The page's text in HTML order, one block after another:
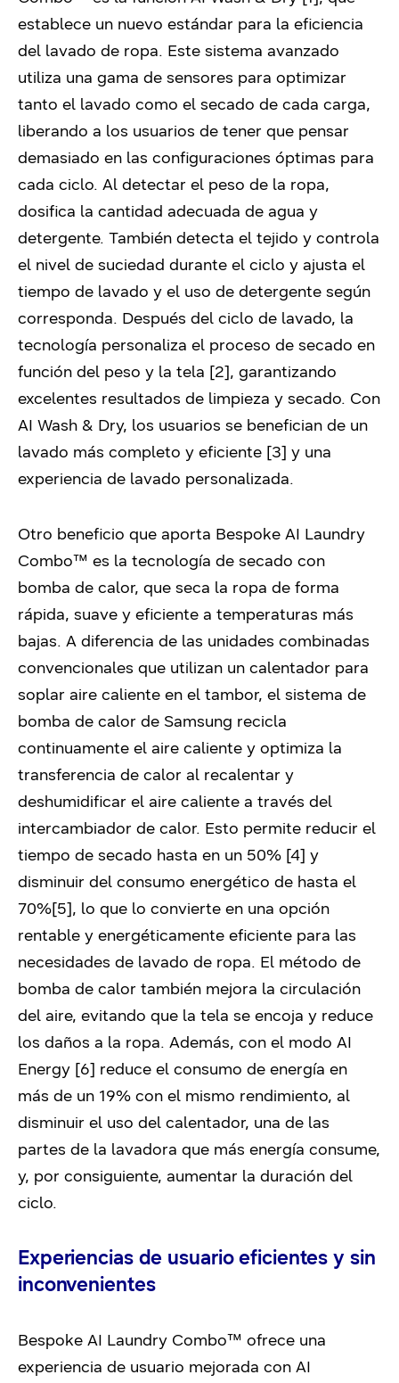
establece un nuevo estándar para la eficiencia
del lavado de ropa. Este sistema avanzado
utiliza una gama de sensores para optimizar
tanto el lavado como el secado de cada carga,
liberando a los usuarios de tener que pensar
demasiado en las configuraciones óptimas para
cada ciclo. Al detectar el peso de la ropa,
dosifica la cantidad adecuada de agua y
detergente. También detecta el tejido y controla
el nivel de suciedad durante el ciclo y ajusta el
tiempo de lavado y el uso de detergente según
corresponda. Después del ciclo de lavado, la
tecnología personaliza el proceso de secado en
función del peso y la tela [2], garantizando
excelentes resultados de limpieza y secado. Con
AI Wash & Dry, los usuarios se benefician de un
lavado más completo y eficiente [3] y una
experiencia de lavado personalizada.
Otro beneficio que aporta Bespoke AI Laundry
Combo™ es la tecnología de secado con
bomba de calor, que seca la ropa de forma
rápida, suave y eficiente a temperaturas más
bajas. A diferencia de las unidades combinadas
convencionales que utilizan un calentador para
soplar aire caliente en el tambor, el sistema de
bomba de calor de Samsung recicla
continuamente el aire caliente y optimiza la
transferencia de calor al recalentar y
deshumidificar el aire caliente a través del
intercambiador de calor. Esto permite reducir el
tiempo de secado hasta en un 50% [4] y
disminuir del consumo energético de hasta el
70%[5], lo que lo convierte en una opción
rentable y energéticamente eficiente para las
necesidades de lavado de ropa. El método de
bomba de calor también mejora la circulación
del aire, evitando que la tela se encoja y reduce
los daños a la ropa. Además, con el modo AI
Energy [6] reduce el consumo de energía en
más de un 19% con el mismo rendimiento, al
disminuir el uso del calentador, una de las
partes de la lavadora que más energía consume,
y, por consiguiente, aumentar la duración del
ciclo.
Experiencias de usuario eficientes y sin
inconvenientes
Bespoke AI Laundry Combo™ ofrece una
experiencia de usuario mejorada con AI